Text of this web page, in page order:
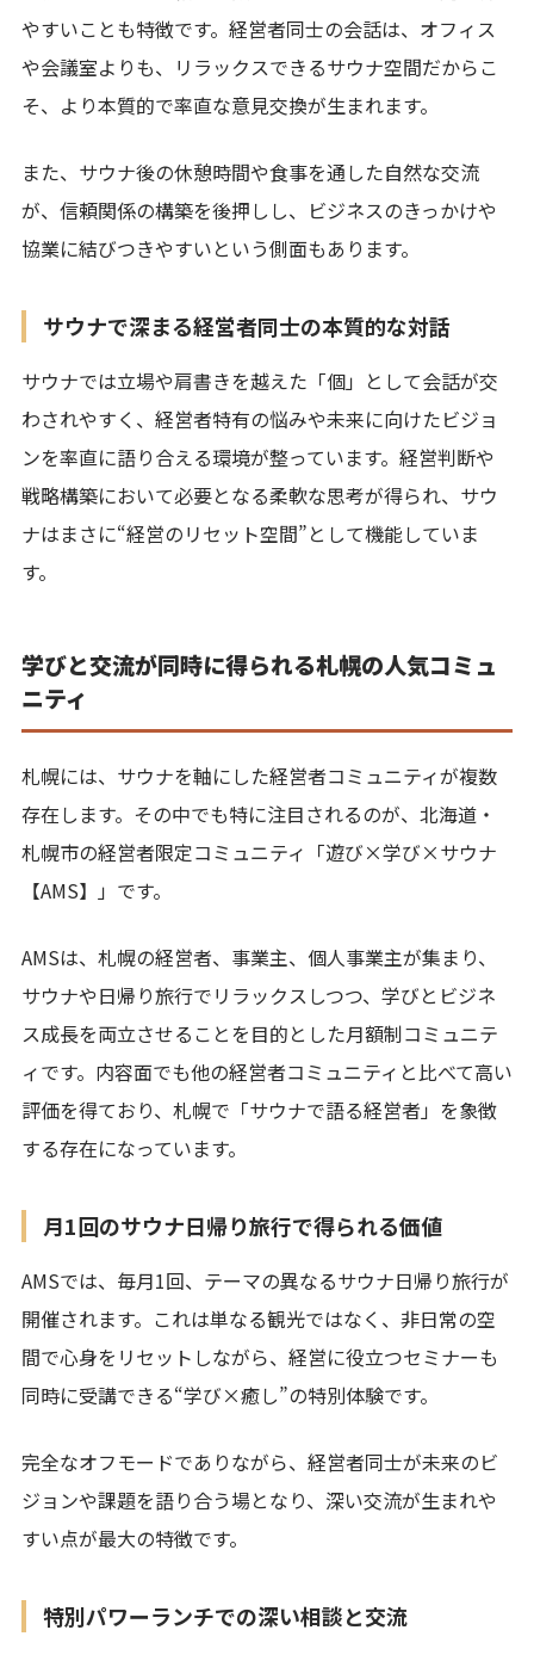
やすいことも特徴です。経営者同士の会話は、オフィス
や会議室よりも、リラックスできるサウナ空間だからこ
そ、より本質的で率直な意見交換が生まれます。
また、サウナ後の休憩時間や食事を通した自然な交流
が、信頼関係の構築を後押しし、ビジネスのきっかけや
協業に結びつきやすいという側面もあります。
サウナで深まる経営者同士の本質的な対話
サウナでは立場や肩書きを越えた「個」として会話が交
わされやすく、経営者特有の悩みや未来に向けたビジョ
ンを率直に語り合える環境が整っています。経営判断や
戦略構築において必要となる柔軟な思考が得られ、サウ
ナはまさに“経営のリセット空間”として機能していま
す。
学びと交流が同時に得られる札幌の人気コミュ
ニティ
札幌には、サウナを軸にした経営者コミュニティが複数
存在します。その中でも特に注目されるのが、北海道・
札幌市の経営者限定コミュニティ「遊び×学び×サウナ
【AMS】」です。
AMSは、札幌の経営者、事業主、個人事業主が集まり、
サウナや日帰り旅行でリラックスしつつ、学びとビジネ
ス成長を両立させることを目的とした月額制コミュニテ
ィです。内容面でも他の経営者コミュニティと比べて高い
評価を得ており、札幌で「サウナで語る経営者」を象徴
する存在になっています。
月1回のサウナ日帰り旅行で得られる価値
AMSでは、毎月1回、テーマの異なるサウナ日帰り旅行が
開催されます。これは単なる観光ではなく、非日常の空
間で心身をリセットしながら、経営に役立つセミナーも
同時に受講できる“学び×癒し”の特別体験です。
完全なオフモードでありながら、経営者同士が未来のビ
ジョンや課題を語り合う場となり、深い交流が生まれや
すい点が最大の特徴です。
特別パワーランチでの深い相談と交流